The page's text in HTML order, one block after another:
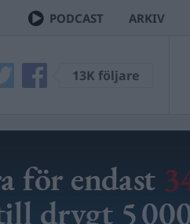
PODCAST ARKIV
13K följare